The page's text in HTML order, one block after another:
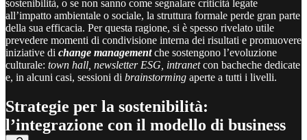
sostenibilità, o se non sanno come segnalare criticità legate
all’impatto ambientale o sociale, la struttura formale perde gran parte
della sua efficacia. Per questa ragione, si è spesso rivelato utile
prevedere momenti di condivisione interna dei risultati e promuovere
iniziative di change managementche sostengono l’evoluzione
culturale: town hall, newsletter ESG, intranetcon bacheche dedicate
e, in alcuni casi, sessioni di brainstorming aperte a tutti i livelli.
Strategie per la sostenibilità:
l’integrazione con il modello di business